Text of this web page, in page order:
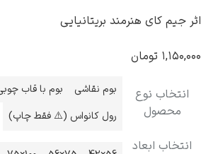
کامی پیسارو
ادوارد هاپر
جیم کای هنرمند بریتانیایی
تومان
انتخاب نوع
محصول
بوم نقاشی
بوم با قاب چوبی
رول کانواس (⚠️ فقط چاپ)
انتخاب ابعاد